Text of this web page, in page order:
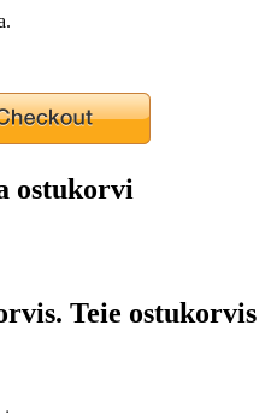
ostukorvi
Teie ostukorvis